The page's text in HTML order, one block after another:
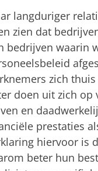
langduriger
zien dat
bedrijven waarin
zich
doen uit zich op
en
prestaties
hiervoor is
beter hun